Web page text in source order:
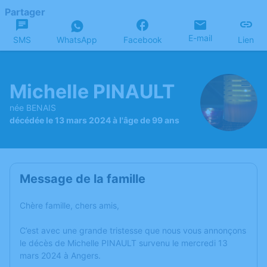
Partager
SMS WhatsApp Facebook E-mail Lien
Michelle PINAULT
née BENAIS
décédée le 13 mars 2024 à l'âge de 99 ans
Message de la famille
Chère famille, chers amis,
C’est avec une grande tristesse que nous vous annonçons
le décès de Michelle PINAULT survenu le mercredi 13
mars 2024 à Angers.